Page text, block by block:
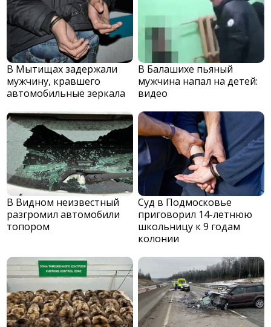
В Мытищах задержали
мужчину, кравшего
автомобильные зеркала
В Балашихе пьяный
мужчина напал на детей:
видео
В Видном неизвестный
разгромил автомобили
топором
Суд в Подмосковье
приговорил 14-летнюю
школьницу к 9 годам
колонии